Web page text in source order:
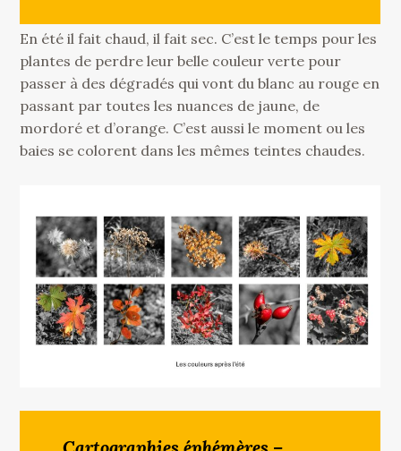
En été il fait chaud, il fait sec. C’est le temps pour les
plantes de perdre leur belle couleur verte pour
passer à des dégradés qui vont du blanc au rouge en
passant par toutes les nuances de jaune, de
mordoré et d’orange. C’est aussi le moment ou les
baies se colorent dans les mêmes teintes chaudes.